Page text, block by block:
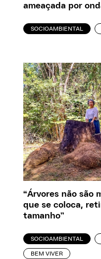
ameaçada por
SOCIOAMBIENTAL
“Árvores não são
que se coloca,
tamanho”
SOCIOAMBIENTAL
BEM VIVER